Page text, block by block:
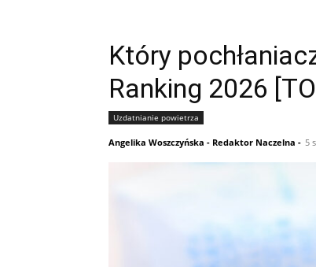
Który
Ranking 2026
Uzdatnianie powietrza
Angelika Woszczyńska - Redaktor Naczelna - 5